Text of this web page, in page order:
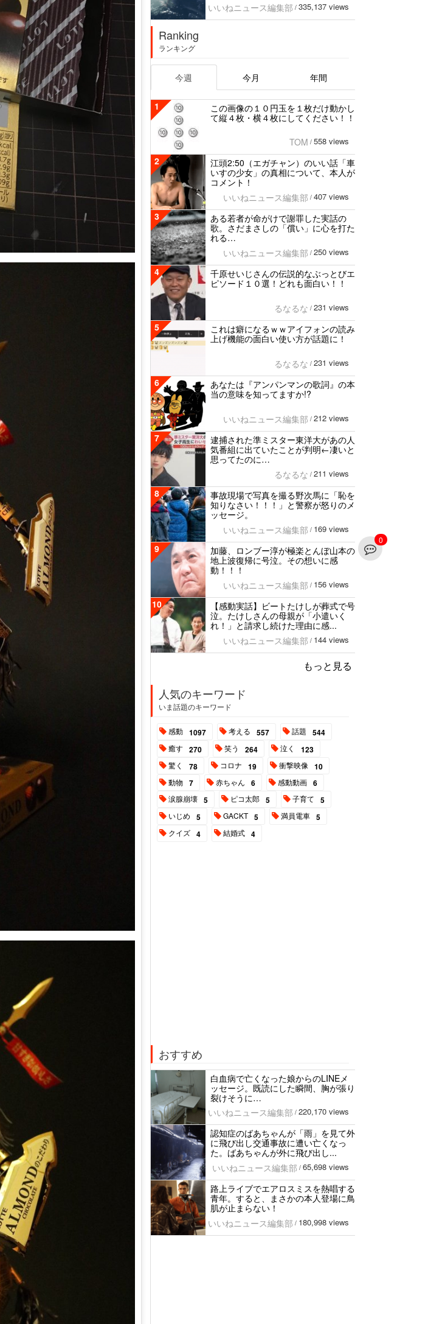
0
いいねニュース編集部 / 335,137 views
Ranking
ランキング
今週 今月 年間
1
この画像の１０円玉を１枚だけ動かし
て縦４枚・横４枚にしてください！！
TOM / 558 views
2
江頭2:50（エガチャン）のいい話「車
いすの少女」の真相について、本人が
コメント！
いいねニュース編集部 / 407 views
3
ある若者が命がけで謝罪した実話の
歌。さだまさしの「償い」に心を打た
れる…
いいねニュース編集部 / 250 views
4
千原せいじさんの伝説的なぶっとびエ
ピソード１０選！どれも面白い！！
るなるな / 231 views
5
これは癖になるｗｗアイフォンの読み
上げ機能の面白い使い方が話題に！
るなるな / 231 views
6
あなたは『アンパンマンの歌詞』の本
当の意味を知ってますか!?
いいねニュース編集部 / 212 views
7
逮捕された準ミスター東洋大があの人
気番組に出ていたことが判明←凄いと
思ってたのに…
るなるな / 211 views
8
事故現場で写真を撮る野次馬に「恥を
知りなさい！！！」と警察が怒りのメ
ッセージ。
いいねニュース編集部 / 169 views
9
加藤、ロンブー淳が極楽とんぼ山本の
地上波復帰に号泣。その想いに感
動！！！
いいねニュース編集部 / 156 views
10
【感動実話】ビートたけしが葬式で号
泣。たけしさんの母親が「小遣いく
れ！」と請求し続けた理由に感...
いいねニュース編集部 / 144 views
もっと見る
人気のキーワード
いま話題のキーワード
感動 1097 考える 557 話題 544
癒す 270 笑う 264 泣く 123
驚く 78 コロナ 19 衝撃映像 10
動物 7 赤ちゃん 6 感動動画 6
涙腺崩壊 5 ピコ太郎 5 子育て 5
いじめ 5 GACKT 5 満員電車 5
クイズ 4 結婚式 4
おすすめ
白血病で亡くなった娘からのLINEメ
ッセージ。既読にした瞬間、胸が張り
裂けそうに…
いいねニュース編集部 / 220,170 views
認知症のばあちゃんが「雨」を見て外
に飛び出し交通事故に遭い亡くなっ
た。ばあちゃんが外に飛び出し...
いいねニュース編集部 / 65,698 views
路上ライブでエアロスミスを熱唱する
青年。すると、まさかの本人登場に鳥
肌が止まらない！
いいねニュース編集部 / 180,998 views